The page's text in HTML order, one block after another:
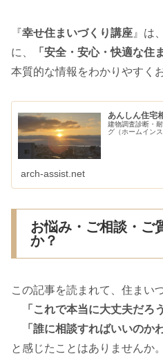
『幸せ住まいづくり講座 』は
に、
「安全・安心・快適な住
本質的な情報をわかりやすく
あんしん住宅
建物調査診断・
グ（ホームインス
arch-assist.net
お悩み・ご相談・ご
か？
この記事を読まれて、住まい
「これで本当に大丈夫だろう
「誰に相談すればいいのか
と感じたことはありませんか。